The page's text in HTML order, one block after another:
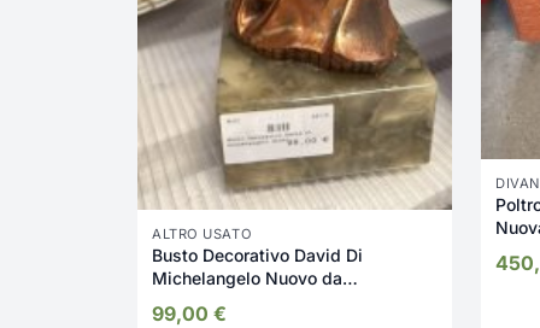
ALTRO USATO
Busto Decorativo David Di
Michelangelo Nuovo da
99,00 €